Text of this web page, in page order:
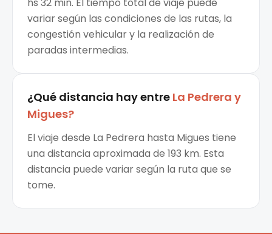
hs 32 min. El tiempo total de viaje puede
variar según las condiciones de las rutas, la
congestión vehicular y la realización de
paradas intermedias.
¿Qué distancia hay entre La Pedrera y
Migues?
El viaje desde La Pedrera hasta Migues tiene
una distancia aproximada de 193 km. Esta
distancia puede variar según la ruta que se
tome.